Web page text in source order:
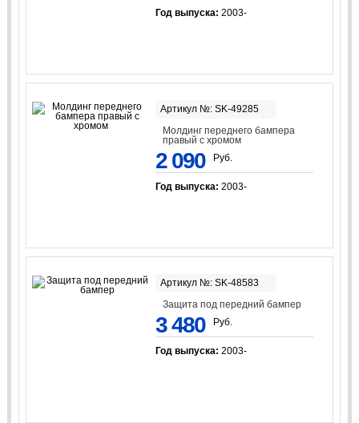
Год выпуска: 2003-
Артикул №: SK-49285
Молдинг переднего бампера
правый с хромом
2 090 Руб.
Год выпуска: 2003-
Артикул №: SK-48583
Защита под передний бампер
3 480 Руб.
Год выпуска: 2003-